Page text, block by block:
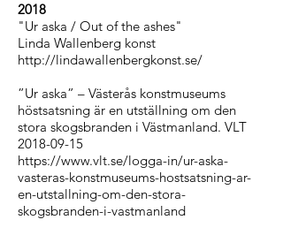
2018
"Ur aska / Out of the ashes"
Linda Wallenberg konst
http://lindawallenbergkonst.se/
”Ur aska” – Västerås konstmuseums
höstsatsning är en utställning om den
stora skogsbranden i Västmanland. VLT
2018-09-15
https://www.vlt.se/logga-in/ur-aska-
vasteras-konstmuseums-hostsatsning-ar-
en-utstallning-om-den-stora-
skogsbranden-i-vastmanland